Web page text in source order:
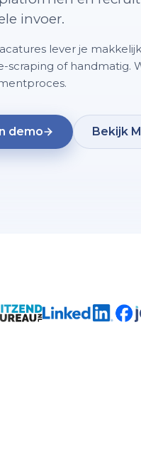
invoer.
lever je
scraping of handmatig.
demo Bekijk